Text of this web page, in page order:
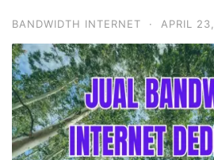
BANDWIDTH INTERNET · APRIL